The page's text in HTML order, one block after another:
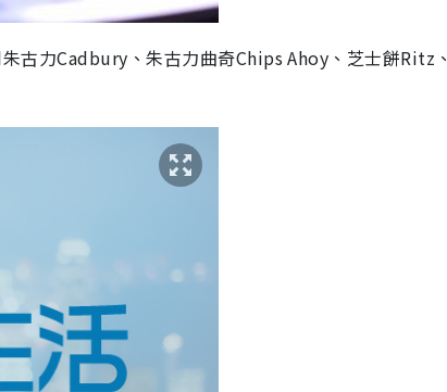
古力Cadbury、朱古力曲奇Chips Ahoy、芝士餅Ritz